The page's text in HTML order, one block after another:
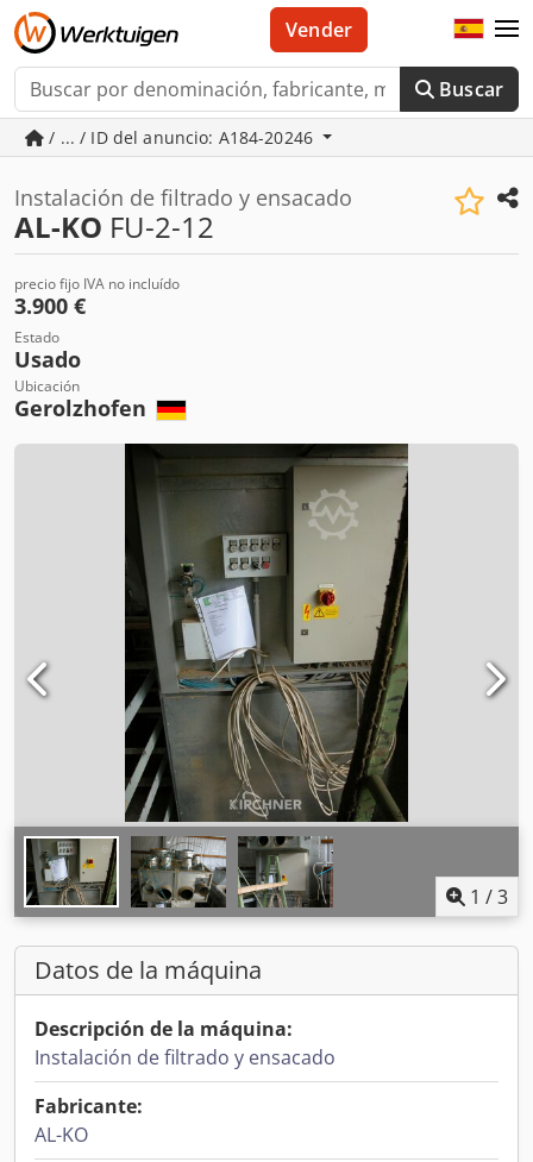
Buscar
Vender
/ ... / ID del anuncio: A184-20246
Instalación de filtrado y ensacado
AL-KO FU-2-12
precio fijo IVA no incluído
3.900 €
Estado
Usado
Ubicación
Gerolzhofen
1 /3
Datos de la máquina
Descripción de la máquina:
Instalación de filtrado y ensacado
Fabricante:
AL-KO